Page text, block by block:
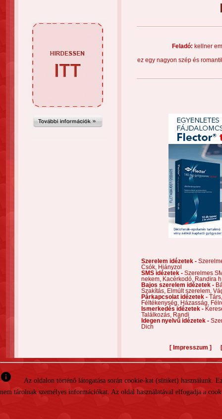
Feladó: kellner
ez egy nagyon szép és
Szerelem idézetek -
Csók,
Hiányzol
SMS idézetek - Szerelmes
nekem,
Kacérkodó,
Randira
Bajos szerelem idézetek -
Szakítás,
Elmúlt szerelem,
Párkapcsolat idézetek -
Féltékenység,
Házasság,
Ismerkedés idézetek -
Találkozás,
Randi
Idegen nyelvű idézetek -
Dich
[ Impresszum ]
info
Az oldalon történő látogatása során cookie-kat (sütiket)
nem tárolnak személyes információkat. Az oldal használatával elfogadja a